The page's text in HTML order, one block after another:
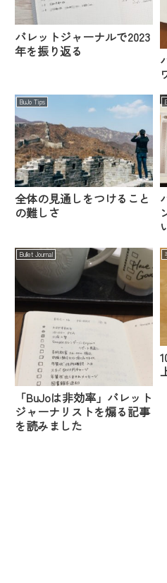
バレットジャーナルで2023
年を振り返る
BuJo Tips
全体の見通しをつけること
の難しさ
Bullet Journal
「BuJoは非効率」バレット
ジャーナリストを煽る記事
を読みました